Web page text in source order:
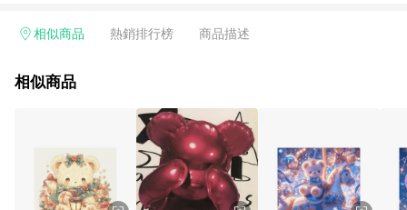
或部分商品退貨，即不具返點資格。
相似商品 熱銷排行榜 商品描述
相似商品